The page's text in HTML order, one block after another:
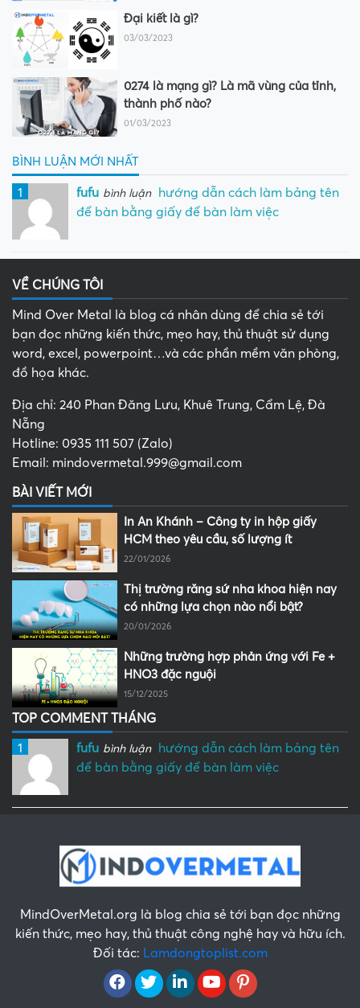
Đại kiết là gì?
03/03/2023
0274 là mạng gì? Là mã vùng của tỉnh,
thành phố nào?
01/03/2023
BÌNH LUẬN MỚI NHẤT
1 fufu bình luận
hướng dẫn cách làm bảng tên
để bàn bằng giấy để bàn làm việc
VỀ CHÚNG TÔI
Mind Over Metal là blog cá nhân dùng để chia sẻ tới
bạn đọc những kiến thức, mẹo hay, thủ thuật sử dụng
word, excel, powerpoint…và các phần mềm văn phòng,
đồ họa khác.
Địa chỉ: 240 Phan Đăng Lưu, Khuê Trung, Cẩm Lệ, Đà
Nẵng
Hotline: 0935 111 507 (Zalo)
Email: mindovermetal.999@gmail.com
BÀI VIẾT MỚI
In An Khánh – Công ty in hộp giấy
HCM theo yêu cầu, số lượng ít
22/01/2026
Thị trường răng sứ nha khoa hiện nay
có những lựa chọn nào nổi bật?
20/01/2026
Những trường hợp phản ứng với Fe +
HNO3 đặc nguội
15/12/2025
TOP COMMENT THÁNG
1 fufu bình luận
hướng dẫn cách làm bảng tên
để bàn bằng giấy để bàn làm việc
MindOverMetal.org là blog chia sẻ tới bạn đọc những
kiến thức, mẹo hay, thủ thuật công nghệ hay và hữu ích.
Đối tác: Lamdongtoplist.com